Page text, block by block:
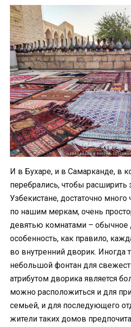
И в Бухаре, и в Самарканде, в
перебрались, чтобы расширить
Узбекистане, достаточно
по нашим меркам, очень
девятью комнатами – обычное
особенность, как правило,
во внутренний дворик. Иногда
небольшой фонтан для
атрибутом дворика является
можно расположиться и для
семьей, и для последующего
жители таких домов